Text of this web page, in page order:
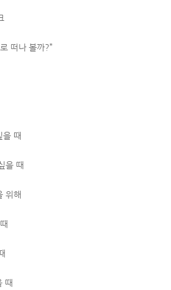
떠나 볼까?”
을 때
을 때
위해
때